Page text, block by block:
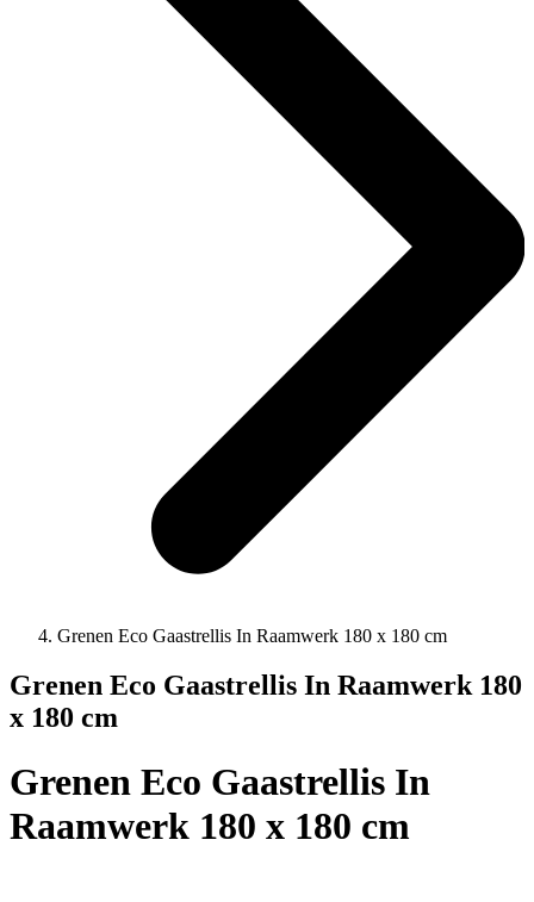
Grenen Eco Gaastrellis In Raamwerk 180 x 180 cm
Grenen Eco Gaastrellis In Raamwerk 180
x 180 cm
Grenen Eco Gaastrellis In
Raamwerk 180 x 180 cm